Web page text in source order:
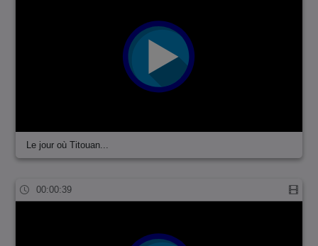
Le jour où Titouan...
00:00:39